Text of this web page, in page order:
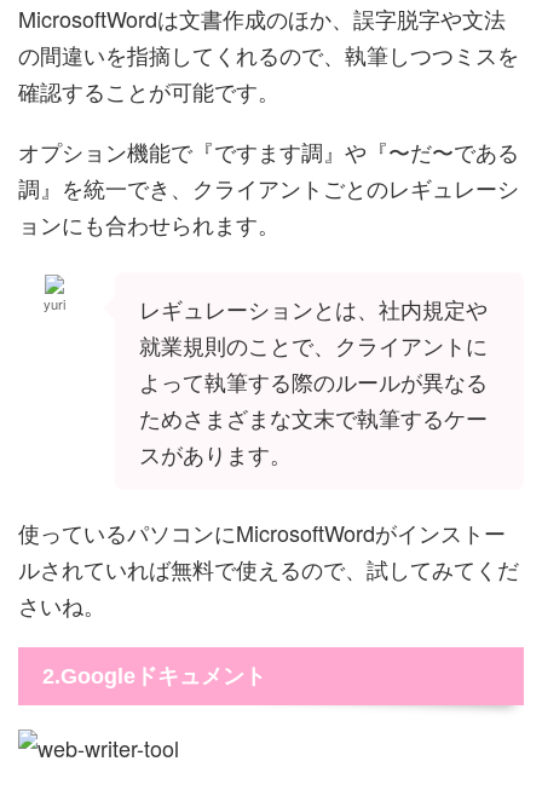
MicrosoftWordは文書作成のほか、誤字脱字や文法
の間違いを指摘してくれるので、執筆しつつミスを
確認することが可能です。
オプション機能で『ですます調』や『〜だ〜である
調』を統一でき、クライアントごとのレギュレーシ
ョンにも合わせられます。
yuri
レギュレーションとは、社内規定や
就業規則のことで、クライアントに
よって執筆する際のルールが異なる
ためさまざまな文末で執筆するケー
スがあります。
使っているパソコンにMicrosoftWordがインストー
ルされていれば無料で使えるので、試してみてくだ
さいね。
2.Googleドキュメント